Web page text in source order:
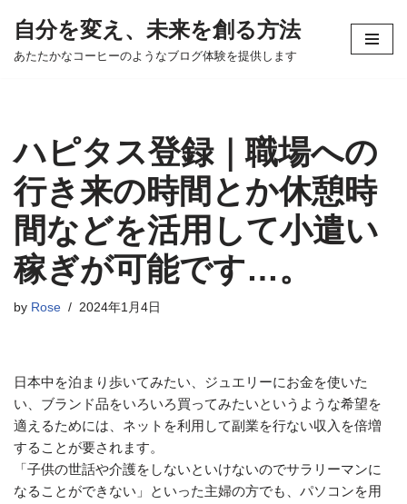
コ
へ
ス
キ
ッ
プ
自分を変え、未来を創る方法
あたたかなコーヒーのようなブログ体験を提供します
ハピタス登録｜職場への
行き来の時間とか休憩時
間などを活用して小遣い
稼ぎが可能です…。
by Rose 2024年1月4日
日本中を泊まり歩いてみたい、ジュエリーにお金を使いた
い、ブランド品をいろいろ買ってみたいというような希望を
適えるためには、ネットを利用して副業を行ない収入を倍増
することが要されます。
「子供の世話や介護をしないといけないのでサラリーマンに
なることができない」といった主婦の方でも、パソコンを用